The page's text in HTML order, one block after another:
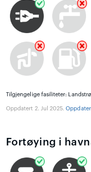
Tilgjengelige fasiliteter:
Oppdatert 2. Jul 2025.
Fortøying i